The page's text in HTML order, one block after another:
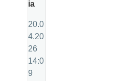
ia
20.0
4.20
26
14:0
9